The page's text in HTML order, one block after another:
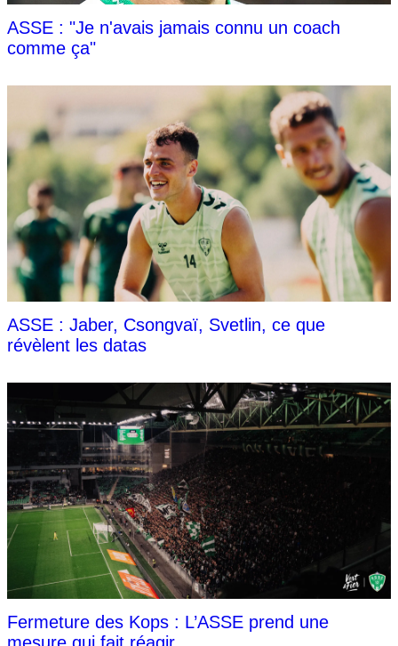
ASSE : "Je n'avais jamais connu un coach
comme ça"
ASSE : Jaber, Csongvaï, Svetlin, ce que
révèlent les datas
Fermeture des Kops : L’ASSE prend une